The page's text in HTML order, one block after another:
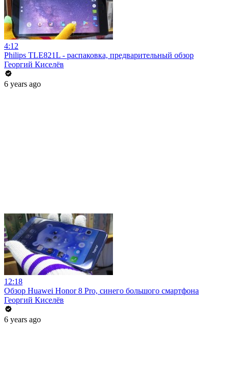
4:12
Philips TLE821L - распаковка, предварительный обзор
Георгий Киселёв
6 years ago
12:18
Обзор Huawei Honor 8 Pro, синего большого смартфона
Георгий Киселёв
6 years ago